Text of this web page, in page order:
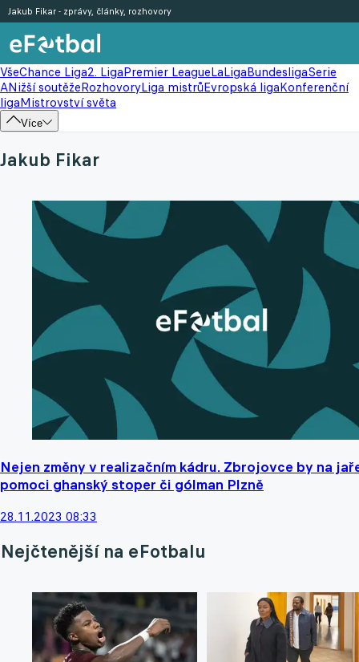
VšeChance Liga2. LigaPremier LeagueLaLigaBundesligaSerie
ANižší soutěžeRozhovoryLiga mistrůEvropská ligaKonferenční
ligaMistrovství světa
Více
Jakub Fikar - zprávy, články, rozhovory
Jakub Fikar
Nejen změny v realizačním kádru. Zbrojovce by na
pomoci ghanský stoper či gólman Plzně
28.11.2023 08:33
Nejčtenější na eFotbalu